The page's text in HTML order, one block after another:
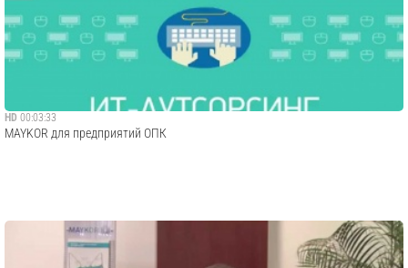
HD 00:03:33
MAYKOR для предприятий ОПК